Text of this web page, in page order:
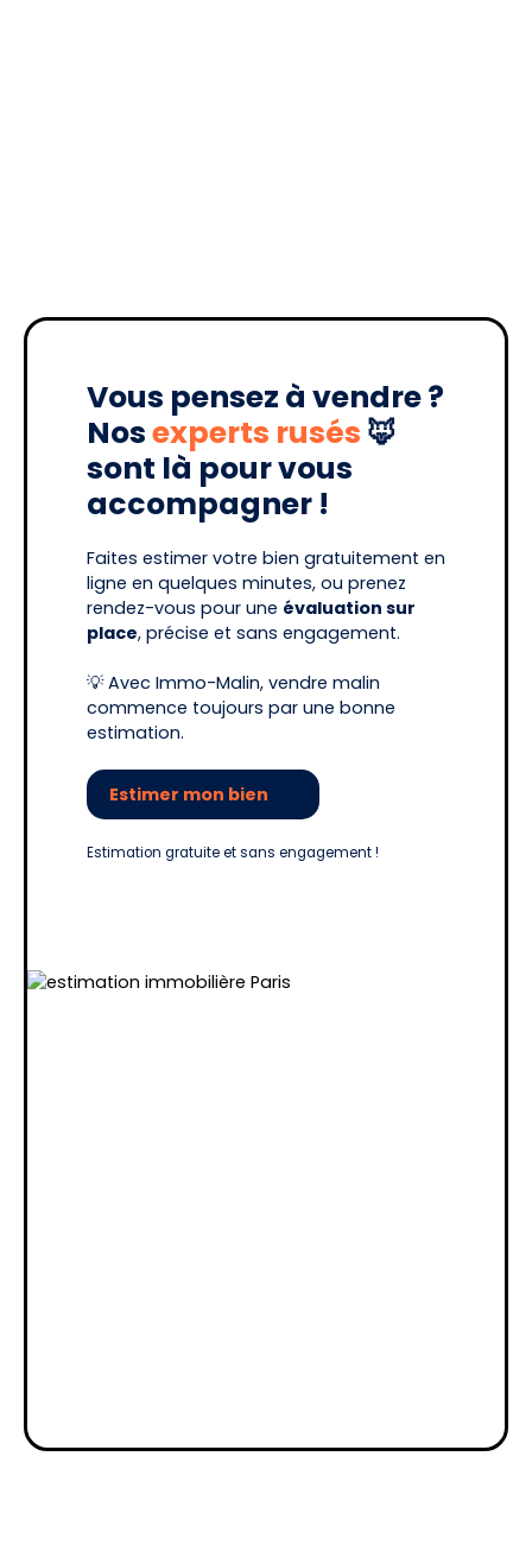
Vous pensez à vendre ?
Nosexperts rusés 🦊
sont là pour vous
accompagner !
Faites estimer votre bien gratuitement en
ligne en quelques minutes, ou prenez
rendez-vous pour une évaluation sur
place, précise et sans engagement.
💡 Avec Immo-Malin, vendre malin
commence toujours par une bonne
estimation.
Estimer mon bien
Estimation gratuite et sans engagement !